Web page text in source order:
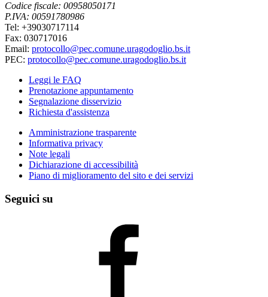
Codice fiscale: 00958050171
P.IVA: 00591780986
Tel: +39030717114
Fax: 030717016
Email: protocollo@pec.comune.uragodoglio.bs.it
PEC: protocollo@pec.comune.uragodoglio.bs.it
Leggi le FAQ
Prenotazione appuntamento
Segnalazione disservizio
Richiesta d'assistenza
Amministrazione trasparente
Informativa privacy
Note legali
Dichiarazione di accessibilità
Piano di miglioramento del sito e dei servizi
Seguici su